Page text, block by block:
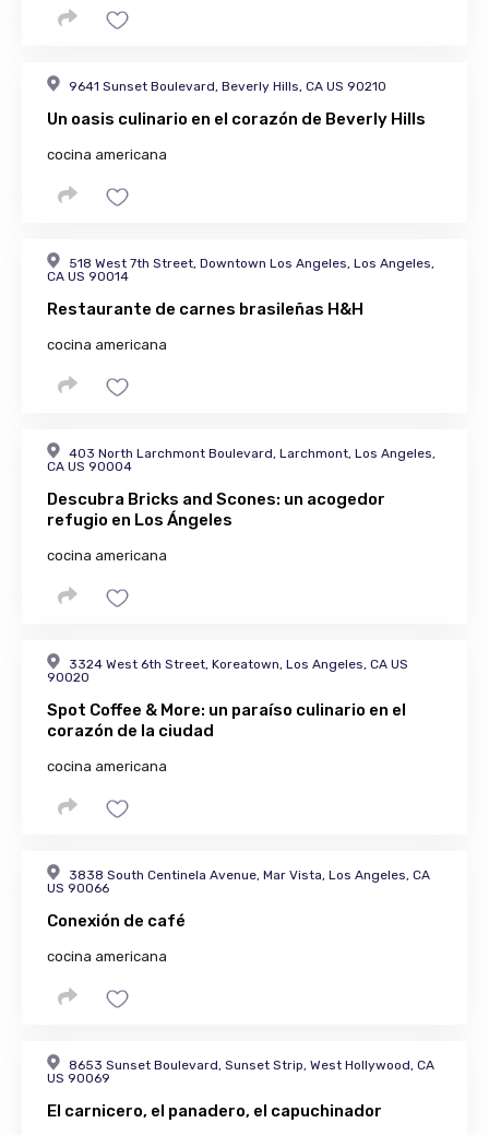
9641 Sunset Boulevard, Beverly Hills, CA US 90210
Un oasis culinario en el corazón de Beverly Hills
cocina americana
518 West 7th Street, Downtown Los Angeles, Los Angeles,
CA US 90014
Restaurante de carnes brasileñas H&H
cocina americana
403 North Larchmont Boulevard, Larchmont, Los Angeles,
CA US 90004
Descubra Bricks and Scones: un acogedor
refugio en Los Ángeles
cocina americana
3324 West 6th Street, Koreatown, Los Angeles, CA US
90020
Spot Coffee & More: un paraíso culinario en el
corazón de la ciudad
cocina americana
3838 South Centinela Avenue, Mar Vista, Los Angeles, CA
US 90066
Conexión de café
cocina americana
8653 Sunset Boulevard, Sunset Strip, West Hollywood, CA
US 90069
El carnicero, el panadero, el capuchinador